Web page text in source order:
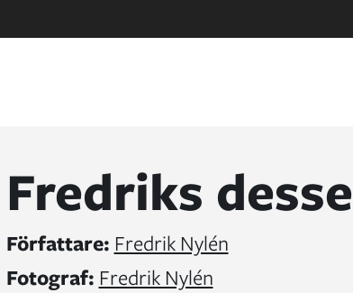
Fredriks
Författare: Fredrik Nylén
Fotograf: Fredrik Nylén